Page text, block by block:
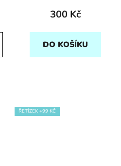
300 Kč
DO KOŠÍKU
ŘETÍZEK +99 KČ